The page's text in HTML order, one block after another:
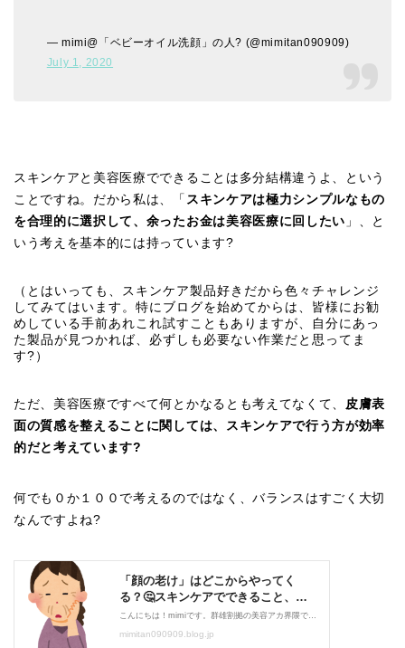
— mimi@「ベビーオイル洗顔」の人? (@mimitan090909)
July 1, 2020
スキンケアと美容医療でできることは多分結構違うよ、という
ことですね。だから私は、「 スキンケアは極力シンプルなもの
を合理的に選択して、余ったお金は美容医療に回したい 」、と
いう考えを基本的には持っています?
（とはいっても、スキンケア製品好きだから色々チャレンジ
してみてはいます。特にブログを始めてからは、皆様にお勧
めしている手前あれこれ試すこともありますが、自分にあっ
た製品が見つかれば、必ずしも必要ない作業だと思ってま
す?）
ただ、美容医療ですべて何とかなるとも考えてなくて、
皮膚表
面の質感を整えることに関しては、スキンケアで行う方が効率
的だと考えています?
何でも０か１００で考えるのではなく、バランスはすごく大切
なんですよね?